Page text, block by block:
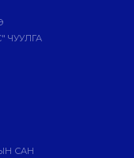
ЧУУЛГА
САН